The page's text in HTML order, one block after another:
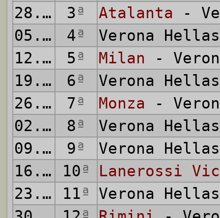
28.09.1980
3ª Atalanta -
05.10.1980
4ª
Verona
12.10.1980
5ª Milan -
19.10.1980
6ª
Verona
26.10.1980
7ª Monza -
02.11.1980
8ª
Verona
09.11.1980
9ª
Verona
16.11.1980
10ª
Lanerossi
23.11.1980
11ª
Verona